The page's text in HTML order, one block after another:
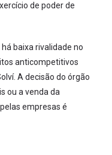
de poder de
baixa rivalidade no
anticompetitivos
A decisão do órgão
ou a venda da
empresas é